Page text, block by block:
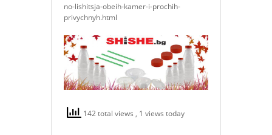
no-lishitsja-obeih-kamer-i-prochih-
privychnyh.html
142 total views , 1 views today